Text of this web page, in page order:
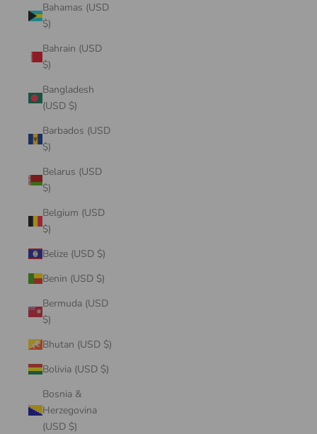
Bahamas (USD
$)
Bahrain (USD
$)
Bangladesh
(USD $)
Barbados (USD
$)
Belarus (USD
$)
Belgium (USD
$)
Belize (USD $)
Benin (USD $)
Bermuda (USD
$)
Bhutan (USD $)
Bolivia (USD $)
Bosnia &
Herzegovina
(USD $)